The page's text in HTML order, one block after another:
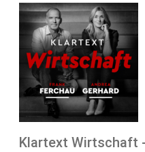
Klartext Wirtschaft